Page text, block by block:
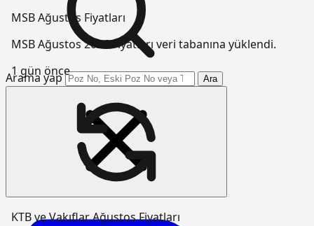
Arama yap Ara
MSB Ağustos Fiyatları
MSB Ağustos 2026 Fiyatları veri tabanına yüklendi.
1 gün önce
KTB ve Vakıflar Ağustos Fiyatları